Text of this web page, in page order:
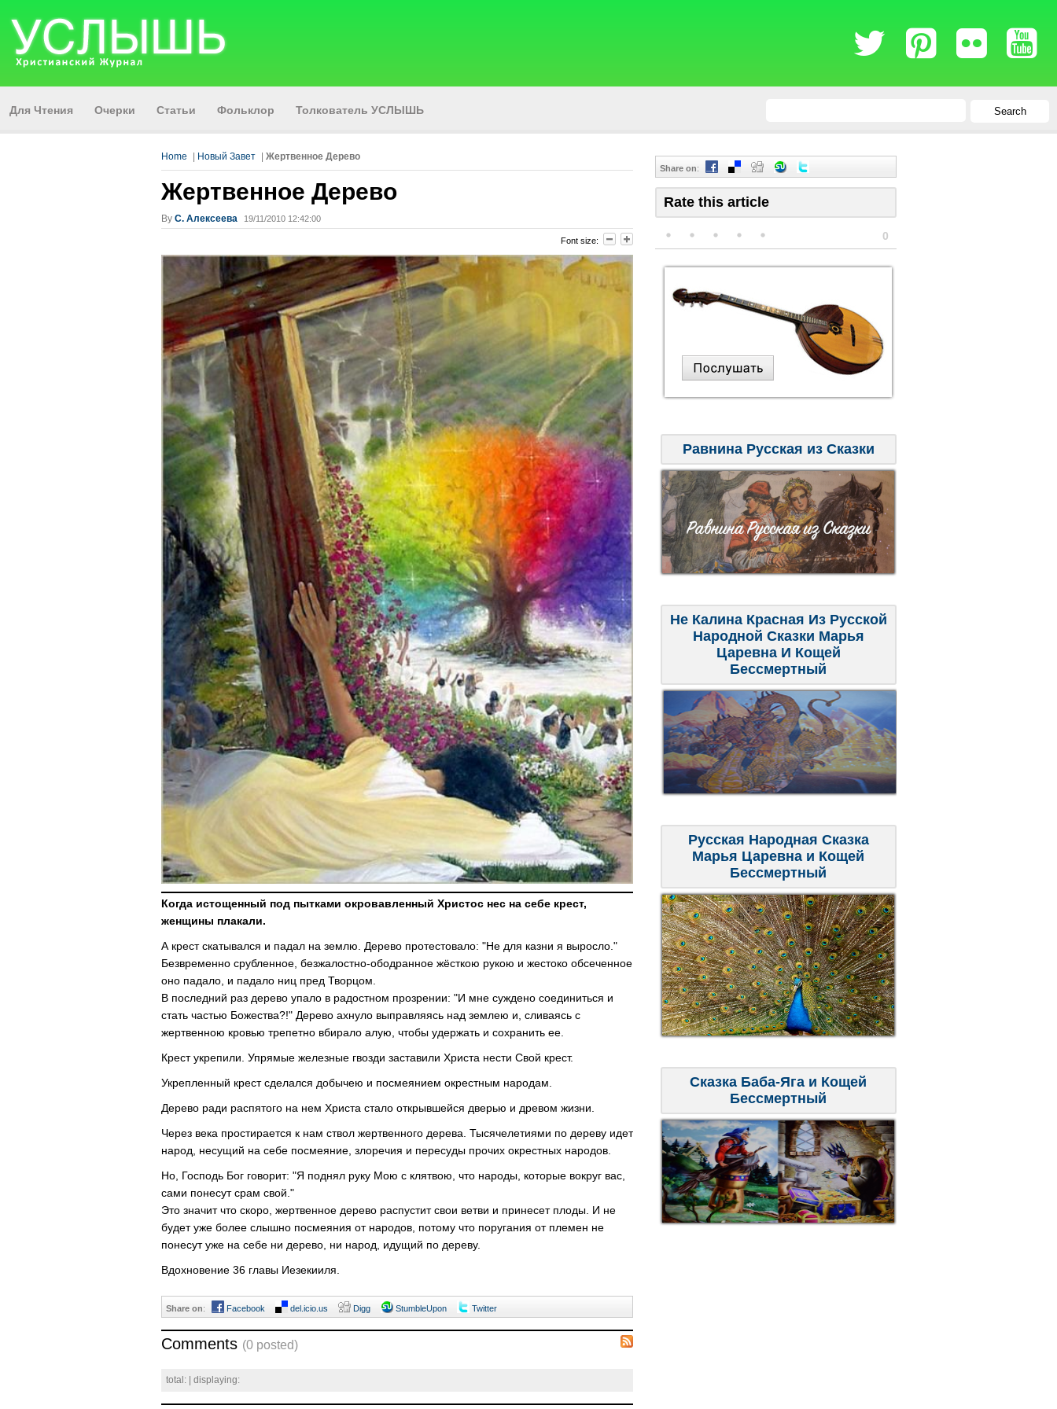
Для Чтения Очерки Статьи Фольклор Толкователь УСЛЫШЬ Search
Home Новый Завет Жертвенное Дерево
Жертвенное Дерево
By С. Алексеева 19/11/2010 12:42:00
Font size:
Когда истощенный под пытками окровавленный Христос нес на себе крест,
женщины плакали.
А крест скатывался и падал на землю. Дерево протестовало: "Не для казни я выросло."
Безвременно срубленное, безжалостно-ободранное жёсткою рукою и жестоко обсеченное
оно падало, и падало ниц пред Творцом.
В последний раз дерево упало в радостном прозрении: "И мне суждено соединиться и
стать частью Божества?!" Дерево ахнуло выправляясь над землею и, сливаясь с
жертвенною кровью трепетно вбирало алую, чтобы удержать и coхранить ее.
Крест укрепили. Упрямые железные гвозди заставили Христа нести Свой крест.
Укрепленный крест сделался добычею и посмеянием окрестным народам.
Дерево ради распятого на нем Христа стало открывшейся дверью и древом жизни.
Через века простирается к нам ствол жертвенного дeрева. Тысячелетиями по дереву идет
народ, несущий на себе посмеяние, злоречия и пересуды прочих окрестных народов.
Но, Господь Бог говорит: "Я поднял руку Мою с клятвою, что народы, которые вокруг вас,
сами понесут срам свой."
Это значит что скоро, жертвенное дерево распустит свои ветви и принесет плоды. И не
будет уже более слышно посмеяния от народов, потому что поругания от племен не
понесут уже на себе ни дерево, ни народ, идущий по дереву.
Вдохновениe 36 главы Иезекииля.
Share on: Facebook del.icio.us Digg StumbleUpon Twitter
Comments (0 posted)
total: | displaying:
Share on:
Rate this article
0
Равнина Русская из Сказки
Не Калина Красная Из Русской
Народной Сказки Марья
Царевна И Кощей
Бессмертный
Русская Народная Сказка
Марья Царевна и Кощей
Бессмертный
Сказка Баба-Яга и Кощей
Бессмертный